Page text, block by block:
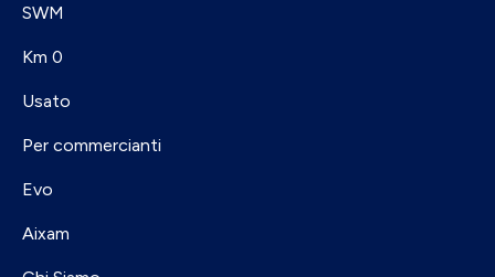
SWM
Km 0
Usato
Per commercianti
Evo
Aixam